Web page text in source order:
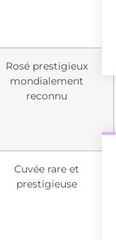
Rosé prestigieux
mondialement
reconnu
Cuvée rare et
prestigieuse